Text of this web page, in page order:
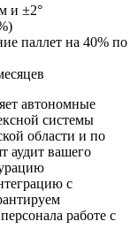
и ±2°
паллет на 40% по
автономные
системы
области и по
аудит вашего
с
работе с